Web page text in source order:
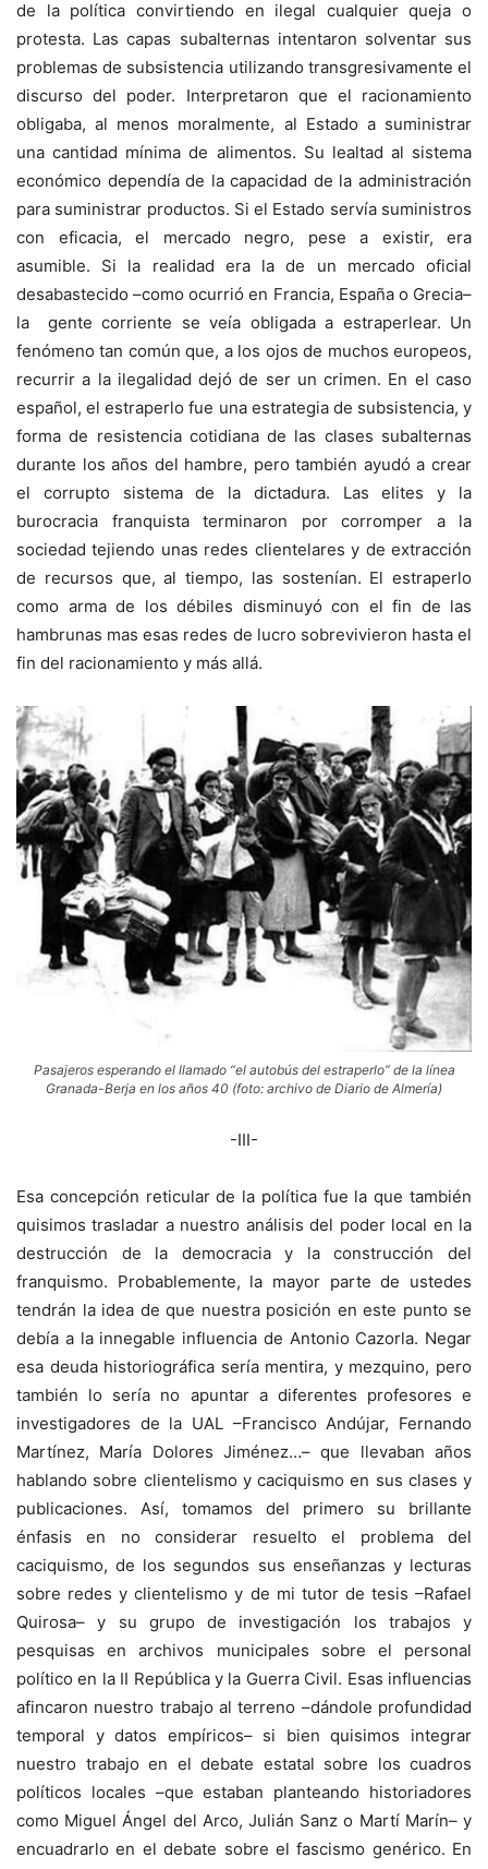
de la política convirtiendo en ilegal cualquier queja o
protesta. Las capas subalternas intentaron solventar sus
problemas de subsistencia utilizando transgresivamente el
discurso del poder. Interpretaron que el racionamiento
obligaba, al menos moralmente, al Estado a suministrar
una cantidad mínima de alimentos. Su lealtad al sistema
económico dependía de la capacidad de la administración
para suministrar productos. Si el Estado servía suministros
con eficacia, el mercado negro, pese a existir, era
asumible. Si la realidad era la de un mercado oficial
desabastecido –como ocurrió en Francia, España o Grecia–
la gente corriente se veía obligada a estraperlear. Un
fenómeno tan común que, a los ojos de muchos europeos,
recurrir a la ilegalidad dejó de ser un crimen. En el caso
español, el estraperlo fue una estrategia de subsistencia, y
forma de resistencia cotidiana de las clases subalternas
durante los años del hambre, pero también ayudó a crear
el corrupto sistema de la dictadura. Las elites y la
burocracia franquista terminaron por corromper a la
sociedad tejiendo unas redes clientelares y de extracción
de recursos que, al tiempo, las sostenían. El estraperlo
como arma de los débiles disminuyó con el fin de las
hambrunas mas esas redes de lucro sobrevivieron hasta el
fin del racionamiento y más allá.
Pasajeros esperando el llamado “el autobús del estraperlo” de la línea
Granada-Berja en los años 40 (foto: archivo de Diario de Almería)
-III-
Esa concepción reticular de la política fue la que también
quisimos trasladar a nuestro análisis del poder local en la
destrucción de la democracia y la construcción del
franquismo. Probablemente, la mayor parte de ustedes
tendrán la idea de que nuestra posición en este punto se
debía a la innegable influencia de Antonio Cazorla. Negar
esa deuda historiográfica sería mentira, y mezquino, pero
también lo sería no apuntar a diferentes profesores e
investigadores de la UAL –Francisco Andújar, Fernando
Martínez, María Dolores Jiménez…– que llevaban años
hablando sobre clientelismo y caciquismo en sus clases y
publicaciones. Así, tomamos del primero su brillante
énfasis en no considerar resuelto el problema del
caciquismo, de los segundos sus enseñanzas y lecturas
sobre redes y clientelismo y de mi tutor de tesis –Rafael
Quirosa– y su grupo de investigación los trabajos y
pesquisas en archivos municipales sobre el personal
político en la II República y la Guerra Civil. Esas influencias
afincaron nuestro trabajo al terreno –dándole profundidad
temporal y datos empíricos– si bien quisimos integrar
nuestro trabajo en el debate estatal sobre los cuadros
políticos locales –que estaban planteando historiadores
como Miguel Ángel del Arco, Julián Sanz o Martí Marín– y
encuadrarlo en el debate sobre el fascismo genérico. En